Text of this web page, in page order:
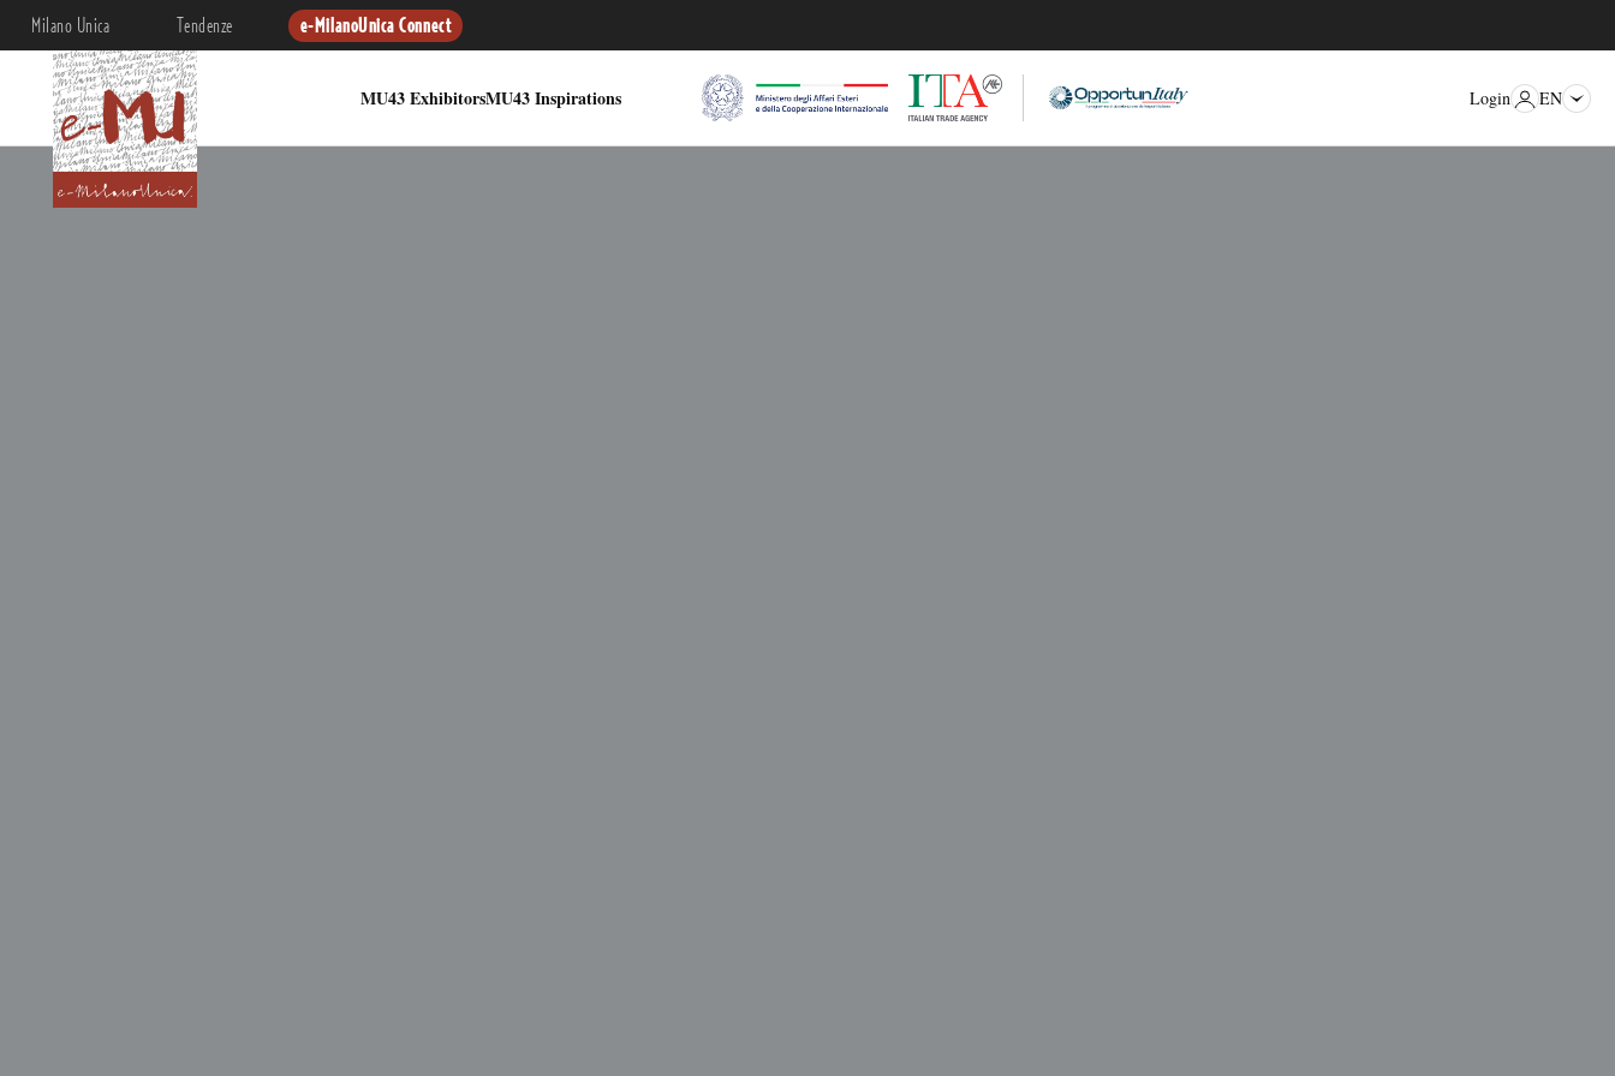
Milano Unica Tendenze e-MilanoUnica Connect
MU43 ExhibitorsMU43 Inspirations Login EN